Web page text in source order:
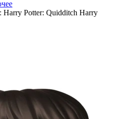
Potter: Quidditch Harry